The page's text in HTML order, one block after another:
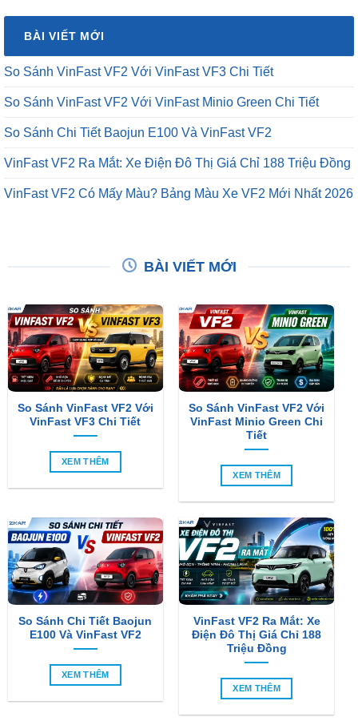
BÀI VIẾT MỚI
So Sánh VinFast VF2 Với VinFast VF3 Chi Tiết
So Sánh VinFast VF2 Với VinFast Minio Green Chi Tiết
So Sánh Chi Tiết Baojun E100 Và VinFast VF2
VinFast VF2 Ra Mắt: Xe Điện Đô Thị Giá Chỉ 188 Triệu Đồng
VinFast VF2 Có Mấy Màu? Bảng Màu Xe VF2 Mới Nhất 2026
BÀI VIẾT MỚI
So Sánh VinFast VF2 Với
VinFast VF3 Chi Tiết
XEM THÊM
So Sánh VinFast VF2 Với
VinFast Minio Green Chi
Tiết
XEM THÊM
So Sánh Chi Tiết Baojun
E100 Và VinFast VF2
XEM THÊM
VinFast VF2 Ra Mắt: Xe
Điện Đô Thị Giá Chỉ 188
Triệu Đồng
XEM THÊM